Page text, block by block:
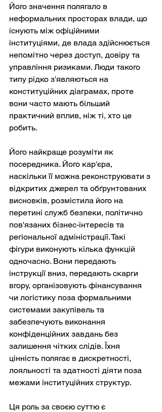
Його значення полягало в
неформальних просторах влади, що
існують між офіційними
інституціями, де влада здійснюється
непомітно через доступ, довіру та
управління ризиками. Люди такого
типу рідко з'являються на
конституційних діаграмах, проте
вони часто мають більший
практичний вплив, ніж ті, хто це
робить.
Його найкраще розуміти як
посередника. Його кар'єра,
наскільки її можна реконструювати з
відкритих джерел та обґрунтованих
висновків, розмістила його на
перетині служб безпеки, політично
пов'язаних бізнес-інтересів та
регіональної адміністрації. Такі
фігури виконують кілька функцій
одночасно. Вони передають
інструкції вниз, передають скарги
вгору, організовують фінансування
чи логістику поза формальними
системами закупівель та
забезпечують виконання
конфіденційних завдань без
залишення чітких слідів. Їхня
цінність полягає в дискретності,
лояльності та здатності діяти поза
межами інституційних структур.
Ця роль за своєю суттю є